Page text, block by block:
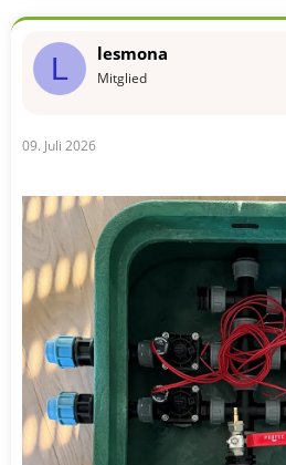
k
o
:
L lesmona
Mitglied
09. Juli 2026